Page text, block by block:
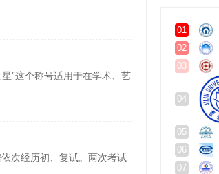
”这个称号适用于在学术、艺
次经历初、复试。两次考试
01
02
03
04
05
06
07